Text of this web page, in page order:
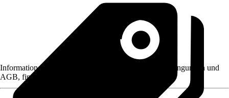
Informationen des Verkäufers, wie z. B. Rückgabebedingungen und
AGB, finden Sie bei Klick auf den Verkäufernamen.